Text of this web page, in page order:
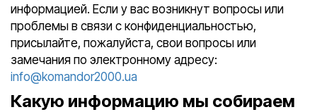
информацией. Если у вас возникнут вопросы или
проблемы в связи с конфиденциальностью,
присылайте, пожалуйста, свои вопросы или
замечания по электронному адресу:
info@komandor2000.ua
Какую информацию мы собираем